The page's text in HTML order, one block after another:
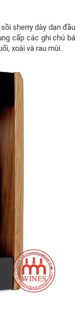
sherry dày dạn đầu
cấp các ghi chú bá
xoài và rau mùi.